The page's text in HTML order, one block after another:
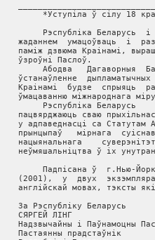
*Уступiла ў сiлу 18
Рэспублiка Беларусь
жаданнем  умацоўваць  i
памiж дзвюма Краiнамi,
ўзроўнi Паслоў.
Абодва   Дагаворныя
ўстанаўленне
Краiнамi  будзе  спрыяць
ўмацаванню мiжнароднага
Рэспублiка Беларусь
пацвярджаюць сваю
у адпаведнасцi са
прынцыпаў   мiрнага
нацыянальнага
неўмяшальнiцтва ў iх
Падпiсана ў  г.Нью-
(2001),  у  двух
англiйскай мовах, тэксты
За Рэспублiку Беларусь
СЯРГЕЙ ЛIНГ
Надзвычайны i Паўнамоцны
Пастаянны прадстаўнiк